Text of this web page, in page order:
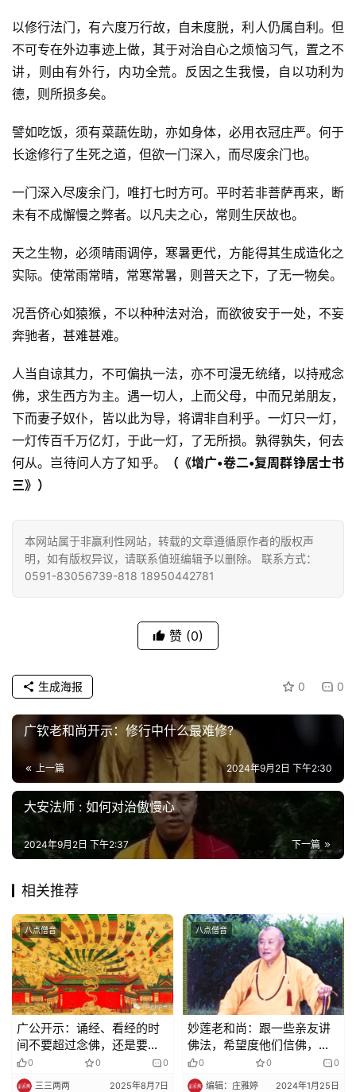
心
乐
菩
提
专
题
公
益
善
教
人
寺
院
巡
礼
频
纪
录
术
政
策
法
规
责
明
登录
以修行法门，有六度万行故，自未度脱，利人仍属自利。但
不可专在外边事迹上做，其于对治自心之烦恼习气，置之不
讲，则由有外行，内功全荒。反因之生我慢，自以功利为
德，则所损多矣。
譬如吃饭，须有菜蔬佐助，亦如身体，必用衣冠庄严。何于
长途修行了生死之道，但欲一门深入，而尽废余门也。
一门深入尽废余门，唯打七时方可。平时若非菩萨再来，断
未有不成懈慢之弊者。以凡夫之心，常则生厌故也。
天之生物，必须晴雨调停，寒暑更代，方能得其生成造化之
实际。使常雨常晴，常寒常暑，则普天之下，了无一物矣。
况吾侪心如猿猴，不以种种法对治，而欲彼安于一处，不妄
奔驰者，甚难甚难。
人当自谅其力，不可偏执一法，亦不可漫无统绪，以持戒念
佛，求生西方为主。遇一切人，上而父母，中而兄弟朋友，
下而妻子奴仆，皆以此为导，将谓非自利乎。一灯只一灯，
一灯传百千万亿灯，于此一灯，了无所损。孰得孰失，何去
何从。岂待问人方了知乎。
（《增广•卷二•复周群铮居士书
三》）
本网站属于非赢利性网站，转载的文章遵循原作者的版权声
明，如有版权异议，请联系值班编辑予以删除。 联系方式：
0591-83056739-818 18950442781
赞 (0)
0 0
生成海报
广钦老和尚开示：修行中什么最难修?
上一篇 2024年9月2日 下午2:30
大安法师 : 如何对治傲慢心
下一篇
2024年9月2日 下午2:37
相关推荐
八点僧音
广公开示：诵经、看经的时
间不要超过念佛，还是要以
念佛为主
0 0 0
三三两两 2025年8月7日
八点僧音
妙莲老和尚：跟一些亲友讲
佛法，希望度他们信佛，可
是怎么讲他们都听不懂; 听懂
了也不相信甚至反对！
0 0 0
编辑：庄雅婷 2024年1月25日